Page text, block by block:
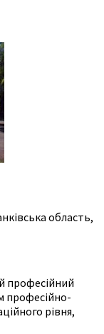
область,
професійний
професійно-
рівня,